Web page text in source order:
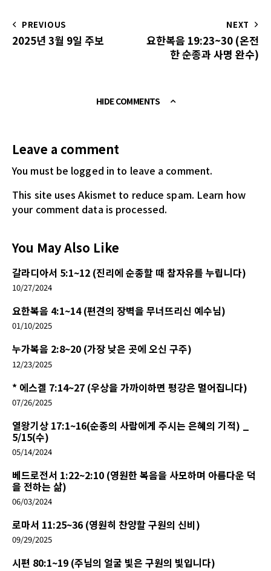
PREVIOUS
2025년 3월 9일 주보
NEXT
요한복음 19:23~30 (온전
한 순종과 사명 완수)
HIDE COMMENTS
Leave a comment
You must be logged in to leave a comment.
This site uses Akismet to reduce spam. Learn how
your comment data is processed.
You May Also Like
갈라디아서 5:1~12 (진리에 순종할 때 참자유를 누립니다)
10/27/2024
요한복음 4:1~14 (편견의 장벽을 무너뜨리신 예수님)
01/10/2025
누가복음 2:8~20 (가장 낮은 곳에 오신 구주)
12/23/2025
* 에스겔 7:14~27 (우상을 가까이하면 평강은 멀어집니다)
07/26/2025
열왕기상 17:1~16(순종의 사람에게 주시는 은혜의 기적) _
5/15(수)
05/14/2024
베드로전서 1:22~2:10 (영원한 복음을 사모하며 아름다운 덕
을 전하는 삶)
06/03/2024
로마서 11:25~36 (영원히 찬양할 구원의 신비)
09/29/2025
시편 80:1~19 (주님의 얼굴 빛은 구원의 빛입니다)